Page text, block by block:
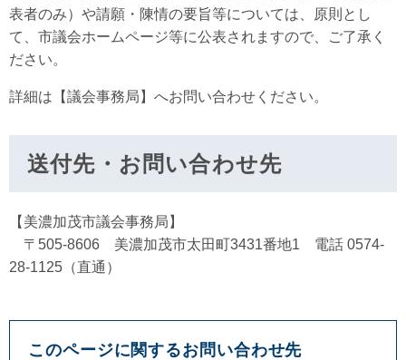
表者のみ）や請願・陳情の要旨等については、原則とし
て、市議会ホームページ等に公表されますので、ご了承く
ださい。
詳細は【議会事務局】へお問い合わせください。
送付先・お問い合わせ先
【美濃加茂市議会事務局】
〒505-8606 美濃加茂市太田町3431番地1 電話 0574-
28-1125（直通）
このページに関するお問い合わせ先